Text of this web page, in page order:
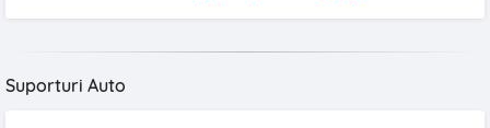
Suporturi Auto